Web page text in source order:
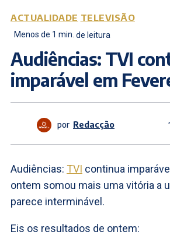
ACTUALIDADE TELEVISÃO
Menos de 1 min. de leitura
Audiências: TVI
imparável em
por Redacção
Audiências: TVI continua
ontem somou mais uma vitória a
parece interminável.
Eis os resultados de ontem: